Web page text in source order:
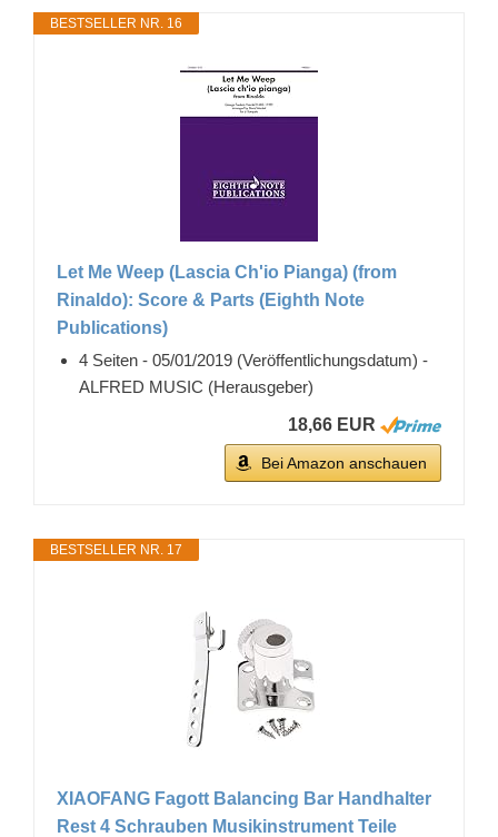
BESTSELLER NR. 16
Let Me Weep (Lascia Ch'io Pianga) (from
Rinaldo): Score & Parts (Eighth Note
Publications)
4 Seiten - 05/01/2019 (Veröffentlichungsdatum) -
ALFRED MUSIC (Herausgeber)
18,66 EUR
Bei Amazon anschauen
BESTSELLER NR. 17
XIAOFANG Fagott Balancing Bar Handhalter
Rest 4 Schrauben Musikinstrument Teile